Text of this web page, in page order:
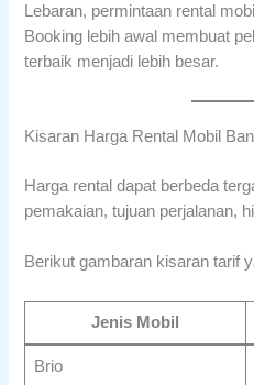
Lebaran, permintaan rental
Booking lebih awal membuat
terbaik menjadi lebih besar.
Kisaran Harga Rental Mobil
Harga rental dapat berbeda
pemakaian, tujuan perjalanan,
Berikut gambaran kisaran tarif
Jenis Mobil
Brio